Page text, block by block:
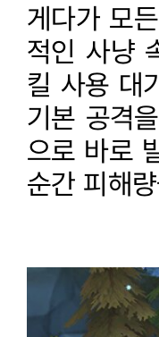
게다가 모
적인 사냥
킬 사용 대
기본 공격
으로 바로
순간 피해